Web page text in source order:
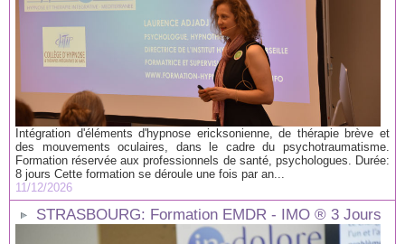
Intégration d'éléments d'hypnose ericksonienne, de thérapie brève et
des mouvements oculaires, dans le cadre du psychotraumatisme.
Formation réservée aux professionnels de santé, psychologues. Durée:
8 jours Cette formation se déroule une fois par an...
11/12/2026
STRASBOURG: Formation EMDR - IMO ® 3 Jours